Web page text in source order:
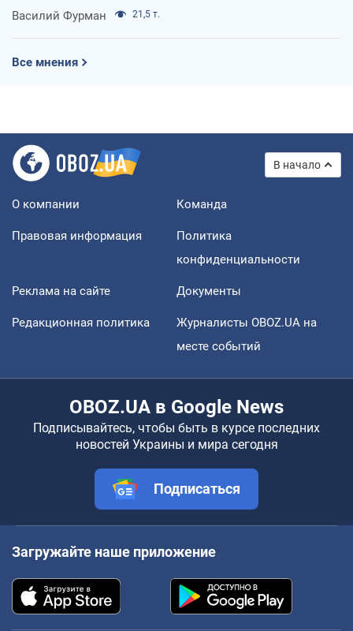
Василий Фурман 21,5 т.
Все мнения
В начало
О компании Команда
Правовая информация
Политика
конфиденциальности
Реклама на сайте Документы
Редакционная политика
Журналисты OBOZ.UA на
месте событий
OBOZ.UA в Google News
Подписывайтесь, чтобы быть в курсе последних
новостей Украины и мира сегодня
Подписаться
Загружайте наше приложение